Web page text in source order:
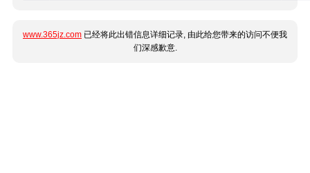
www.365jz.com 已经将此出错信息详细记录, 由此给您带来的访问不便我
们深感歉意.